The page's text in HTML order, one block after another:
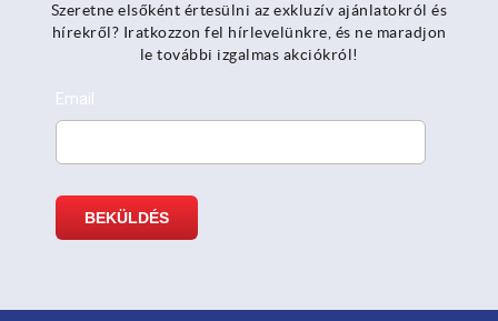
Szeretne elsőként értesülni az exkluzív ajánlatokról és
hírekről? Iratkozzon fel hírlevelünkre, és ne maradjon
le további izgalmas akciókról!